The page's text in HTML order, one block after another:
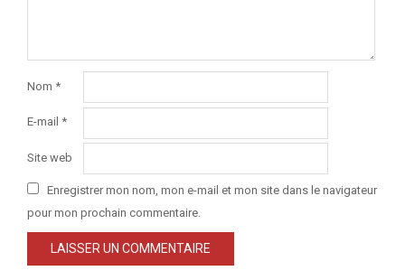
Nom *
E-mail *
Site web
Enregistrer mon nom, mon e-mail et mon site dans le navigateur
pour mon prochain commentaire.